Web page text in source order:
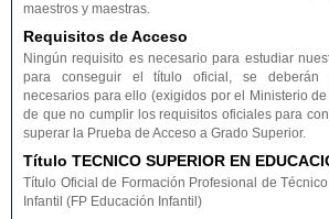
maestros y maestras.
Requisitos de Acceso
Ningún requisito es necesario para estudiar
para conseguir el título oficial, se deberán
necesarios para ello (exigidos por el Ministerio
de que no cumplir los requisitos oficiales para
superar la Prueba de Acceso a Grado Superior.
Título TECNICO SUPERIOR EN
Título Oficial de Formación Profesional de
Infantil (FP Educación Infantil)